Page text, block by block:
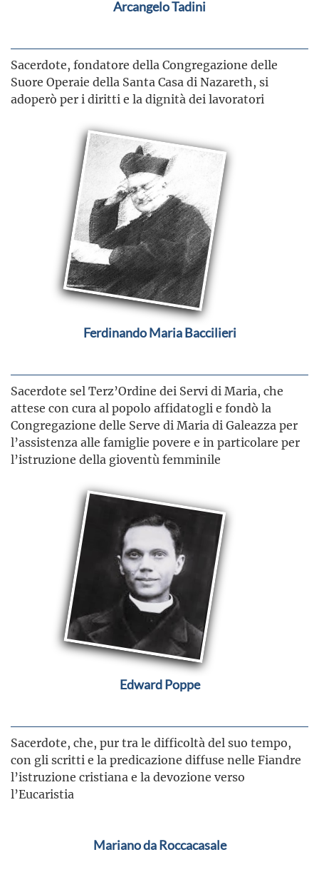
Arcangelo Tadini
Sacerdote, fondatore della Congregazione delle
Suore Operaie della Santa Casa di Nazareth, si
adoperò per i diritti e la dignità dei lavoratori
Ferdinando Maria Baccilieri
Sacerdote sel Terz’Ordine dei Servi di Maria, che
attese con cura al popolo affidatogli e fondò la
Congregazione delle Serve di Maria di Galeazza per
l’assistenza alle famiglie povere e in particolare per
l’istruzione della gioventù femminile
Edward Poppe
Sacerdote, che, pur tra le difficoltà del suo tempo,
con gli scritti e la predicazione diffuse nelle Fiandre
l’istruzione cristiana e la devozione verso
l’Eucaristia
Mariano da Roccacasale